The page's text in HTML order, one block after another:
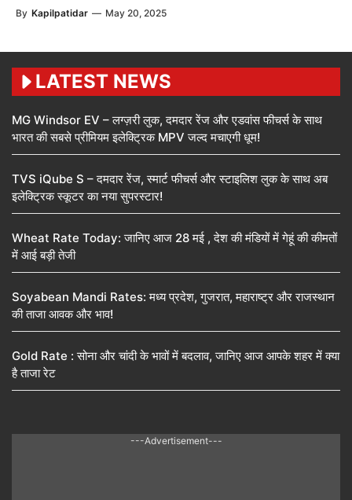
By Kapilpatidar — May 20, 2025
LATEST NEWS
MG Windsor EV – लग्ज़री लुक, दमदार रेंज और एडवांस फीचर्स के साथ
भारत की सबसे प्रीमियम इलेक्ट्रिक MPV जल्द मचाएगी धूम!
TVS iQube S – दमदार रेंज, स्मार्ट फीचर्स और स्टाइलिश लुक के साथ अब
इलेक्ट्रिक स्कूटर का नया सुपरस्टार!
Wheat Rate Today: जानिए आज 28 मई , देश की मंडियों में गेहूं की कीमतों
में आई बड़ी तेजी
Soyabean Mandi Rates: मध्य प्रदेश, गुजरात, महाराष्ट्र और राजस्थान
की ताजा आवक और भाव!
Gold Rate : सोना और चांदी के भावों में बदलाव, जानिए आज आपके शहर में क्या
है ताजा रेट
---Advertisement---